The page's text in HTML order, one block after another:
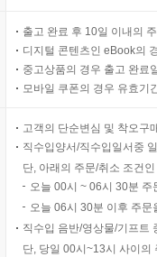
출고 완료 후 10일 이내의
디지털 콘텐츠인 eBook의
중고상품의 경우 출고 완료
모바일 쿠폰의 경우 유효기
고객의 단순변심 및 착오구
직수입양서/직수입일서중
단, 아래의 주문/취소 조건
오늘 00시 ~ 06시 30분
오늘 06시 30분 이후 주
직수입 음반/영상물/기프트
단, 당일 00시~13시 사이의